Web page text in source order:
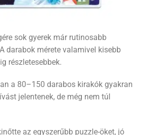
sok gyerek már rutinosabb
darabok mérete valamivel kisebb
részletesebbek.
a 80–150 darabos kirakók gyakran
jelentenek, de még nem túl
az egyszerűbb puzzle-öket, jó